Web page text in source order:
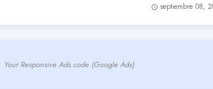
septiembre 08,
Your Responsive Ads code (Google Ads)